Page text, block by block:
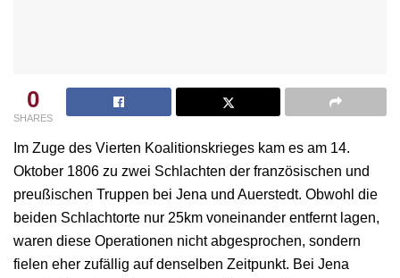
0
SHARES
Im Zuge des Vierten Koalitionskrieges kam es am 14.
Oktober 1806 zu zwei Schlachten der französischen und
preußischen Truppen bei Jena und Auerstedt. Obwohl die
beiden Schlachtorte nur 25km voneinander entfernt lagen,
waren diese Operationen nicht abgesprochen, sondern
fielen eher zufällig auf denselben Zeitpunkt. Bei Jena